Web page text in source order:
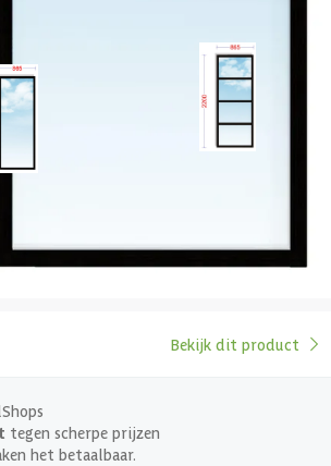
Veiligheidsglas
220 x 86.5 cm
Bekijk dit product
tegen scherpe prijzen
het betaalbaar.